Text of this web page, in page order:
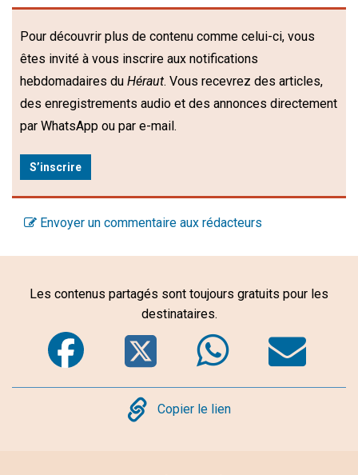
Pour découvrir plus de contenu comme celui-ci, vous
êtes invité à vous inscrire aux notifications
hebdomadaires du Héraut. Vous recevrez des articles,
des enregistrements audio et des annonces directement
par WhatsApp ou par e-mail.
S’inscrire
Envoyer un commentaire aux rédacteurs
Les contenus partagés sont toujours gratuits pour les
destinataires.
Facebook
Twitter
Copy
Copier le lien